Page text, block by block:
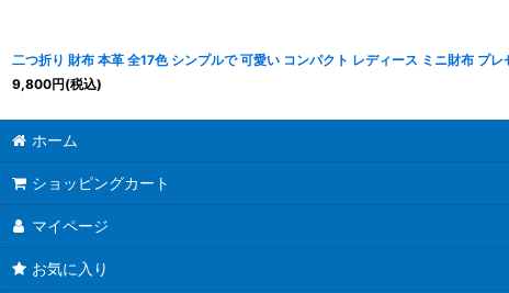
二つ折り 財布 本革 全17色 シンプルで 可愛い コンパクト レディース ミニ財布 プ
9,800円(税込)
ホーム
ショッピングカート
マイページ
お気に入り